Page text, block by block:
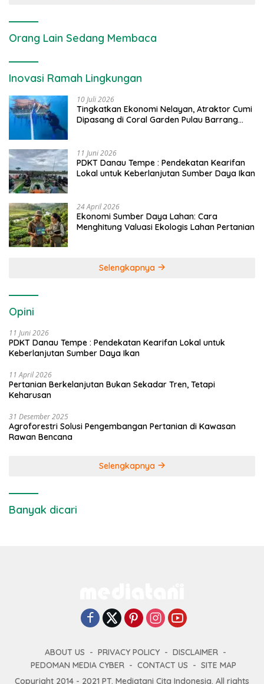
Orang Lain Sedang Membaca
Inovasi Ramah Lingkungan
10 Juli 2026
Tingkatkan Ekonomi Nelayan, Atraktor Cumi
Dipasang di Coral Garden Pulau Barrang
11 Juni 2026
PDKT Danau Tempe : Pendekatan Kearifan
Lokal untuk Keberlanjutan Sumber Daya Ikan
24 April 2026
Ekonomi Sumber Daya Lahan: Cara
Menghitung Valuasi Ekologis Lahan Pertanian
Selengkapnya
Opini
11 Juni 2026
PDKT Danau Tempe : Pendekatan Kearifan Lokal untuk
Keberlanjutan Sumber Daya Ikan
11 April 2026
Pertanian Berkelanjutan Bukan Sekadar Tren, Tetapi
Keharusan
31 Desember 2025
Agroforestri Solusi Pengembangan Pertanian di Kawasan
Rawan Bencana
Selengkapnya
Banyak dicari
ABOUT US PRIVACY POLICY
DISCLAIMER
PEDOMAN MEDIA CYBER
CONTACT US
SITE MAP
Copyright 2014 - 2021 PT. Mediatani Cita Indonesia. All rights